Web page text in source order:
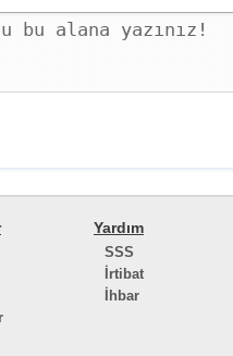
Yardım
SSS
İrtibat
İhbar